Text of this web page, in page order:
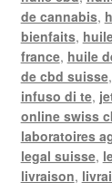
de cannabis,
bienfaits,
france, huile
de cbd suisse,
infuso di te,
online swiss
laboratoires
legal suisse,
livraison,